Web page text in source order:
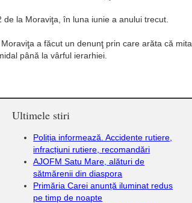
la Moraviţa, în luna iunie a anului trecut.
a făcut un denunţ prin care arăta că mita
până la vârful ierarhiei.
Ultimele stiri
Poliția informează. Accidente rutiere,
infracțiuni rutiere, recomandări
AJOFM Satu Mare, alături de
sătmărenii din diaspora
Primăria Carei anunță iluminat redus
pe timp de noapte